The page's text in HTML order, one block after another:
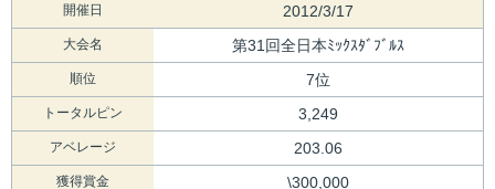
開催日 2012/3/17
大会名 第31回全日本ﾐｯｸｽﾀﾞﾌﾞﾙｽ
順位 7位
トータルピン 3,249
アベレージ 203.06
獲得賞金 \300,000